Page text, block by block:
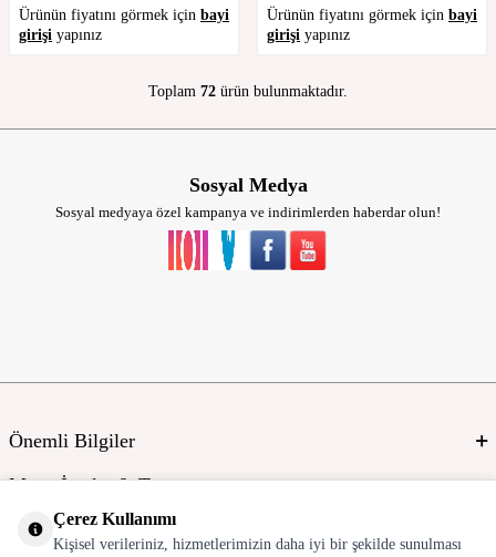
Ürünün fiyatını görmek için bayi
girişi yapınız
Ürünün fiyatını görmek için bayi
girişi yapınız
Toplam 72 ürün bulunmaktadır.
Sosyal Medya
Sosyal medyaya özel kampanya ve indirimlerden haberdar olun!
Önemli Bilgiler
Mayo İmalat & Toptan
Global Manufacturer
Çerez Kullanımı
Kişisel verileriniz, hizmetlerimizin daha iyi bir şekilde sunulması